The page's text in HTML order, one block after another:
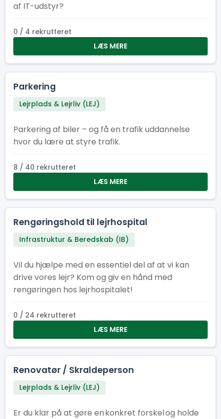
af IT-udstyr?
0 / 4 rekrutteret
LÆS MERE
Parkering
Lejrplads & Lejrliv (LEJ)
Parkering af biler – og få en trafik uddannelse
hvor du lære at styre trafik.
8 / 40 rekrutteret
LÆS MERE
Rengøringshold til lejrhospital
Infrastruktur & Beredskab (IB)
Vil du hjælpe med en essentiel del af at vi kan
drive vores lejr? Kom og giv en hånd med
rengøringen hos lejrhospitalet!
0 / 24 rekrutteret
LÆS MERE
Renovatør / Skraldeperson
Lejrplads & Lejrliv (LEJ)
Er du klar på at gøre en konkret forskel og holde